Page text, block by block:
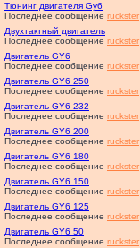
Тюнинг двигателя Gy6
Последнее сообщение ruckster
Двухтактный двигатель
Последнее сообщение ruckster
Двигатель GY6
Последнее сообщение ruckster
Двигатель GY6 250
Последнее сообщение ruckster
Двигатель GY6 232
Последнее сообщение ruckster
Двигатель GY6 200
Последнее сообщение ruckster
Двигатель GY6 180
Последнее сообщение ruckster
Двигатель GY6 150
Последнее сообщение ruckster
Двигатель GY6 125
Последнее сообщение ruckster
Двигатель GY6 50
Последнее сообщение ruckster